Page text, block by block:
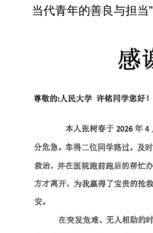
当代青年的善良与担当”